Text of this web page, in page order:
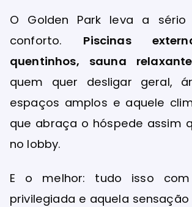
O Golden Park leva a
conforto. Piscinas
quentinhos, sauna
quem quer desligar geral,
espaços amplos e aquele
que abraça o hóspede assim
no lobby.
E o melhor: tudo isso com
privilegiada e aquela